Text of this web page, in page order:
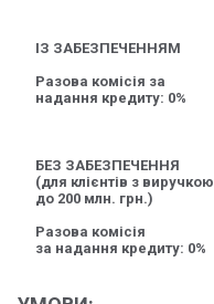
ІЗ ЗАБЕЗПЕЧЕННЯМ
Разова комісія за
надання кредиту: 0%
БЕЗ ЗАБЕЗПЕЧЕННЯ
(для клієнтів з виручкою
до 200 млн. грн.)
Разова комісія
за надання кредиту: 0%